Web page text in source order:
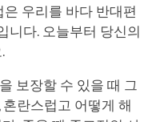
우리를 바다 반대편
니다. 오늘부터 당신의
보장할 수 있을 때 그
란스럽고 어떻게 해